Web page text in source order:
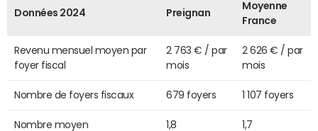
Données 2024 Preignan
Moyenne
France
Revenu mensuel moyen par
foyer fiscal
2 763 € / par
mois
2 626 € / par
mois
Nombre de foyers fiscaux 679 foyers 1 107 foyers
Nombre moyen
1,8
1,7